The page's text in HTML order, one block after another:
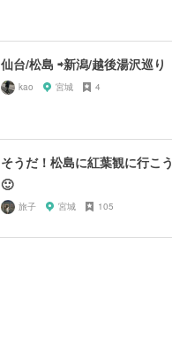
仙台/松島 ⇨新潟/越後湯沢巡り
kao 宮城 4
そうだ！松島に紅葉観に行
🙂
旅子 宮城 105